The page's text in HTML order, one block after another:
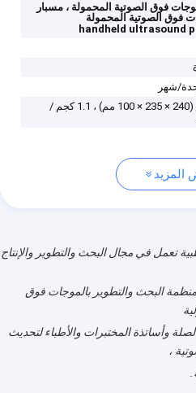
فوق الصوتية المحمولة ، مسبار
فوق الصوتية المحمولة
handheld ultrasound
كرتون (240 × 235 × 100 مم) ، 1.1 كجم /
المزيد
تعمل في مجال البحث والتطوير والإنتاج
البحث والتطوير بالموجات فوق
وأساتذة المختبرات والأطباء لتحديث
،